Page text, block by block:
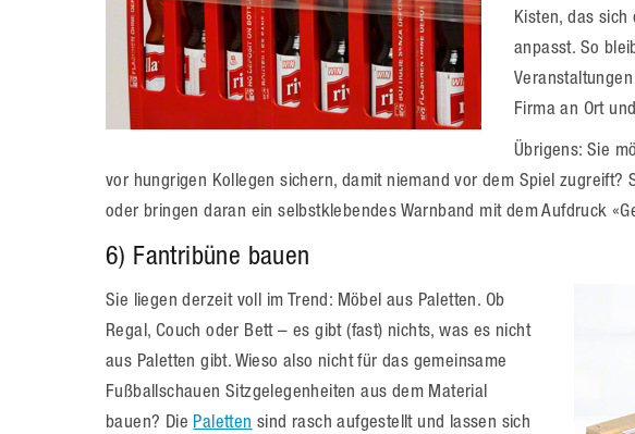
Kisten, das
anpasst. So
Firma an Ort
Übrigens: Sie
vor hungrigen Kollegen sichern, damit niemand vor dem Spiel zugreift?
oder bringen daran ein selbstklebendes Warnband mit dem Aufdruck
6) Fantribüne bauen
Sie liegen derzeit voll im Trend: Möbel aus Paletten. Ob
Regal, Couch oder Bett – es gibt (fast) nichts, was es nicht
aus Paletten gibt. Wieso also nicht für das gemeinsame
Fußballschauen Sitzgelegenheiten aus dem Material
bauen? Die Paletten sind rasch aufgestellt und lassen sich